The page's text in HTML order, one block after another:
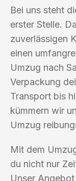
Bei uns steht
erster Stelle.
zuverlässigen
einen
Umzug nach
Verpackung
Transport bis
kümmern wir
Umzug
Mit dem
du nicht nur
Unser